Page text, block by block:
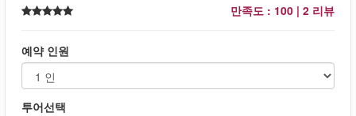
만족도 : 100 | 2 리뷰
예약 인원
투어선택